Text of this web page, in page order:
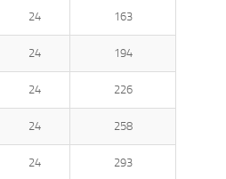
24 163
24 194
24 226
24 258
24 293